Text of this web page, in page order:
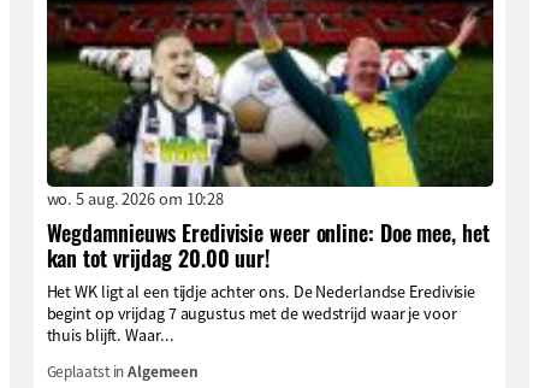
wo. 5 aug. 2026 om 10:28
Wegdamnieuws Eredivisie weer online: Doe mee, het
kan tot vrijdag 20.00 uur!
Het WK ligt al een tijdje achter ons. De Nederlandse Eredivisie
begint op vrijdag 7 augustus met de wedstrijd waar je voor
thuis blijft. Waar...
Geplaatst inAlgemeen